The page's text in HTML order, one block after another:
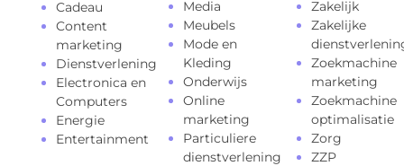
Cadeau
Content
marketing
Dienstverlening
Electronica en
Computers
Energie
Entertainment
Media
Meubels
Mode en
Kleding
Onderwijs
Online
marketing
Particuliere
dienstverlening
Zakelijk
Zakelijke
Zoekmachine
marketing
Zoekmachine
optimalisatie
Zorg
ZZP